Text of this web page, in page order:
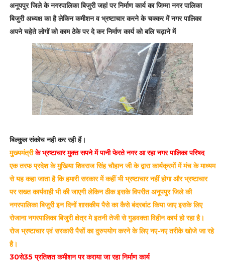
अनूपपुर जिले के नगरपालिका बिजुरी जहां पर निर्माण कार्य का जिम्मा नगर पालिका
बिजुरी अध्यक्ष का है लेकिन कमीशन व भ्रष्टाचार करने के चक्कर में नगर पालिका
अपने चहेते लोगों को काम ठेके पर दे कर निर्माण कार्य को बलि चढ़ाने में
बिल्कुल संकोच नही कर रही हैं।
मुख्यमंत्रीके भ्रष्टाचार मुक्त सपने में पानी फेरते नगर आ रहा नगर पालिका परिषद
एक तरफ प्रदेश के मुखिया शिवराज सिंह चौहान जी के द्वारा कार्यक्रमों में मंच के माध्यम
से यह कहा जाता है कि हमारी सरकार में कहीं भी भ्रष्टाचार नहीं होगा और भ्रष्टाचार
पर सख्त कार्यवाही भी की जाएगी लेकिन ठीक इसके विपरीत अनूपपुर जिले की
नगरपालिका बिजुरी इन दिनों शासकीय पैसे का कैसे बंदरबांट किया जाए इसके लिए
रोजाना नगरपालिका बिजुरी क्षेत्र मे इतनी तेजी से गुडवक्ता विहीन कार्य हो रहा है।
रोज भ्रष्टाचार एवं सरकारी पैसों का दुरुपयोग करने के लिए नए-नए तरीके खोजे जा रहे
है।
30से35 प्रतिशत कमीशन पर कराया जा रहा निर्माण कार्य